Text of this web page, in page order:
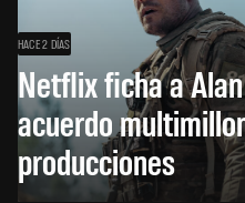
HACE 2 DÍAS
Netflix ficha a
acuerdo
producciones